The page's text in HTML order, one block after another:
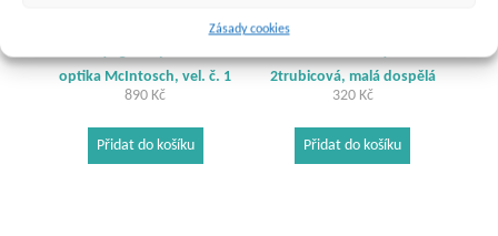
Zásady cookies
optika McIntosch, vel. č. 1
890 Kč
Přidat do košíku
2trubicová, malá dospělá
320 Kč
Přidat do košíku